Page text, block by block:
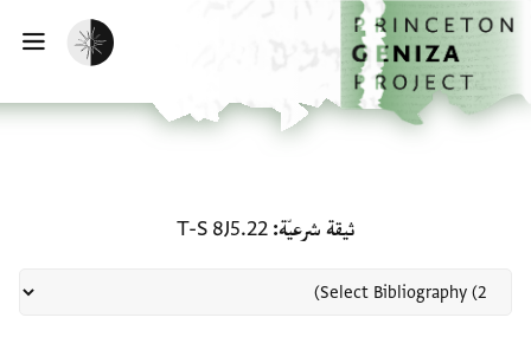
إلى المحتوى الرئيسي
الرئيسية
تفعيل الوضع المظلم
ثيقة شرعيّة T-S 8J5.22